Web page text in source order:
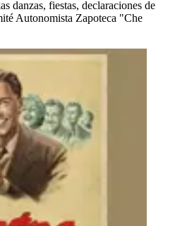
danzas, fiestas, declaraciones de
Autonomista Zapoteca "Che